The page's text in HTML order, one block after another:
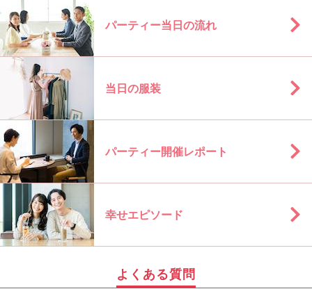
パーティー当日の流れ
当日の服装
パーティー開催レポート
幸せエピソード
よくある質問